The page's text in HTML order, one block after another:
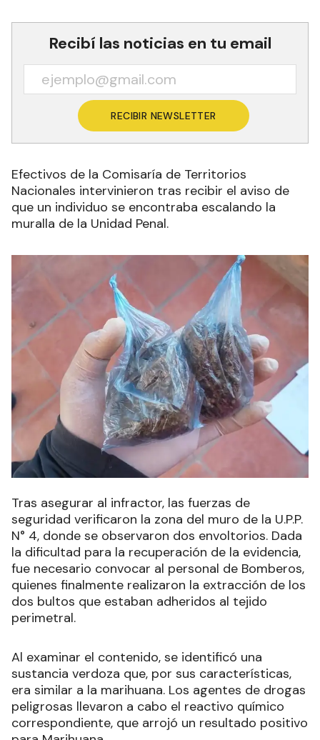
Recibí las noticias en tu email
RECIBIR NEWSLETTER
Efectivos de la Comisaría de Territorios
Nacionales intervinieron tras recibir el aviso de
que un individuo se encontraba escalando la
muralla de la Unidad Penal.
Tras asegurar al infractor, las fuerzas de
seguridad verificaron la zona del muro de la U.P.P.
N° 4, donde se observaron dos envoltorios. Dada
la dificultad para la recuperación de la evidencia,
fue necesario convocar al personal de Bomberos,
quienes finalmente realizaron la extracción de los
dos bultos que estaban adheridos al tejido
perimetral.
Al examinar el contenido, se identificó una
sustancia verdoza que, por sus características,
era similar a la marihuana. Los agentes de drogas
peligrosas llevaron a cabo el reactivo químico
correspondiente, que arrojó un resultado positivo